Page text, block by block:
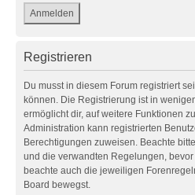
Registrieren
Du musst in diesem Forum registriert
können. Die Registrierung ist in
ermöglicht dir, auf weitere Funktionen
Administration kann registrierten
Berechtigungen zuweisen. Beachte
und die verwandten Regelungen,
beachte auch die jeweiligen
Board bewegst.